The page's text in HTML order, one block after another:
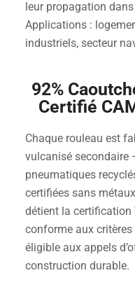
leur propagation
Applications :
industriels, secteur
92%
Certifié
Chaque rouleau est
vulcanisé secondaire
pneumatiques
certifiées sans
détient la certification
conforme aux critères
éligible aux appels
construction durable.